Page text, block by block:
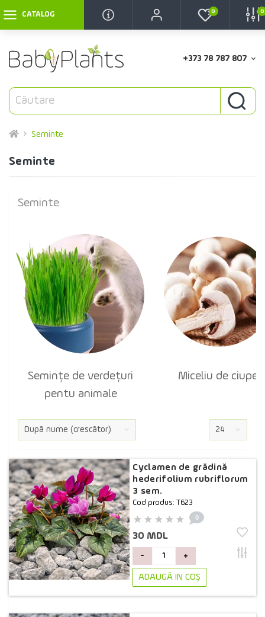
CATALOG 0 0
+373 78 787 807
Seminte
Seminte
Seminte
Semințe de verdețuri
pentu animale
Miceliu de
Cyclamen de grădină
hederifolium rubriflorum
3 sem.
Cod produs: T623
0
30 MDL
- +
ADAUGĂ IN COŞ